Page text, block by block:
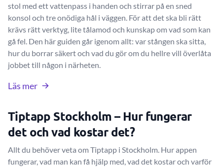
stol med ett vattenpass i handen och stirrar på en sned
konsol och tre onödiga hål i väggen. För att det ska bli rätt
krävs rätt verktyg, lite tålamod och kunskap om vad som kan
gå fel. Den här guiden går igenom allt: var stången ska sitta,
hur du borrar säkert och vad du gör om du hellre vill överlåta
jobbet till någon i närheten.
Läs mer
Tiptapp Stockholm – Hur fungerar
det och vad kostar det?
Allt du behöver veta om Tiptapp i Stockholm. Hur appen
fungerar, vad man kan få hjälp med, vad det kostar och varför